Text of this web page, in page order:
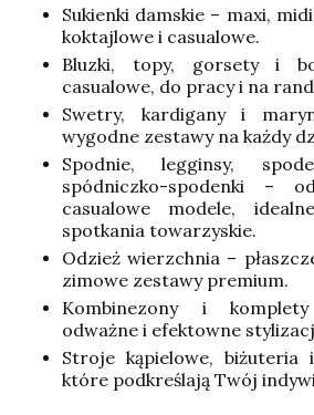
Sukienki damskie – maxi,
koktajlowe i casualowe.
Bluzki, topy, gorsety i
casualowe, do pracy i na
Swetry, kardigany i
wygodne zestawy na każdy
Spodnie, legginsy,
spódniczko-spodenki –
casualowe modele,
spotkania towarzyskie.
Odzież wierzchnia –
zimowe zestawy premium.
Kombinezony i
odważne i efektowne
Stroje kąpielowe,
które podkreślają Twój